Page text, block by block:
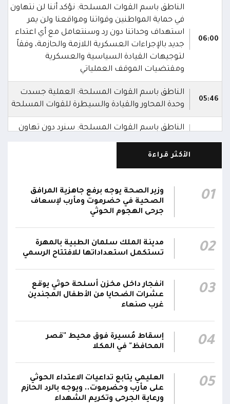
06:00
الناطق باسم القوات المسلحة: نؤكد أننا لن نتهاون
في حماية المواطنين وقواتنا ومواقعنا ولن يمر
استهداف وحداتنا دون رد وسنتعامل مع أي اعتداء
جديد بالإجراءات العسكرية اللازمة والحازمة، وفقاً
لتوجيهات القيادة السياسية والعسكرية
ومقتضيات الموقف العملياتي
05:46
الناطق باسم القوات المسلحة: العملية جسدت
وحدة المحاور والقيادة والسيطرة للقوات المسلحة
الناطق باسم القوات المسلحة: سنرد دون تهاون
حال استمرت اعتداءات الحوثيين الغادرة
05:34
المقاومة الوطنية تصد هجوماً حوثياً في جبهتي
الحيمة بالتحيتا وحيس جنوب الحديدة
دائمة لمتابعة التطورات الميدانية والأمنية واتخاذ ما
يلزم من إجراءات بصورة عاجلة ومستمرة بما
يضمن سرعة الاستجابة للتصعيد الحوثي والتعامل
مع تداعياته على مختلف المستويات
01:12
أقر #مجلس_الدفاع_الوطني جملة من القرارات
والتوجيهات الهادفة إلى رفع مستوى الجاهزية
العسكرية والأمنية والدفاع المدني وتعزيز التنسيق
بين مؤسسات الدولة وحماية المدنيين والمنشآت
الأكثر قراءة
01
وزير الصحة يوجه برفع جاهزية المرافق
الصحية في حضرموت ومأرب لإسعاف
جرحى الهجوم الحوثي
02
مدينة الملك سلمان الطبية بالمهرة
تستكمل استعداداتها للافتتاح الرسمي
03
انفجار داخل مخزن أسلحة حوثي يوقع
عشرات الضحايا من الأطفال المجندين
غرب صنعاء
04
إسقاط مُسيرة فوق محيط "قصر
المحافظ" في المكلا
05
العليمي يتابع تداعيات الاعتداء الحوثي
على مأرب وحضرموت.. ويوجه بالرد الحازم
ورعاية الجرحى وتكريم الشهداء